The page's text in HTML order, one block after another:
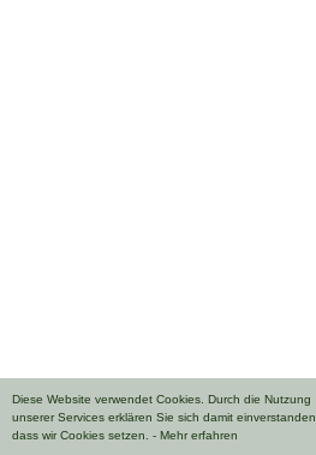
Diese Website verwendet Cookies. Durch die Nutzung
unserer Services erklären Sie sich damit einverstanden,
dass wir Cookies setzen. - Mehr erfahren